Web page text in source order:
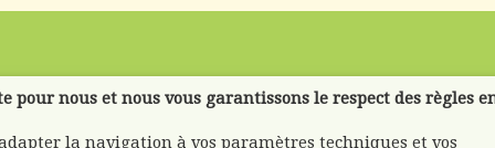
nous et nous vous garantissons le respect des règles
la navigation à vos paramètres techniques et vos